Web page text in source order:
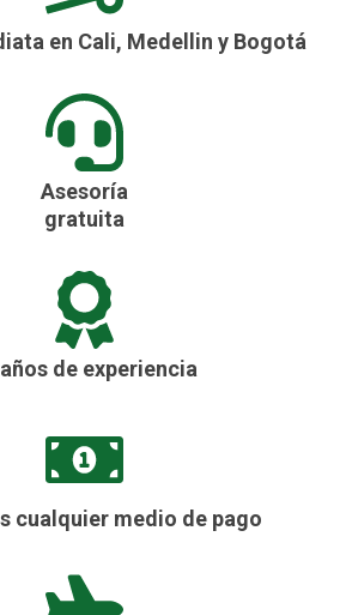
en Cali, Medellin y Bogotá
Asesoría
gratuita
de experiencia
cualquier medio de pago